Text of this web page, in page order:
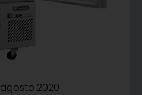
agosto 2020